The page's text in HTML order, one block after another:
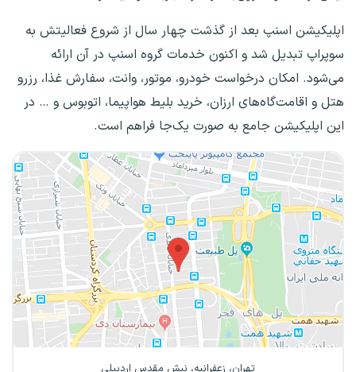
اپلیکیشن اسنپ بعد از گذشت چهار سال از شروع فعالیتش به
سوپراپ تبدیل شد و اکنون خدمات گروه اسنپ در آن ارائه
می‌شود. امکان درخواست خودرو، موتور، وانت، سفارش غذا، رزرو
هتل و اقامت‌گاه‌های ارزان، خرید بلیط هواپیما، اتوبوس و … در
این اپلیکیشن جامع به صورت یک‌جا فراهم است.
تهران، زعفرانیه، نبش مقدس اردبیلی